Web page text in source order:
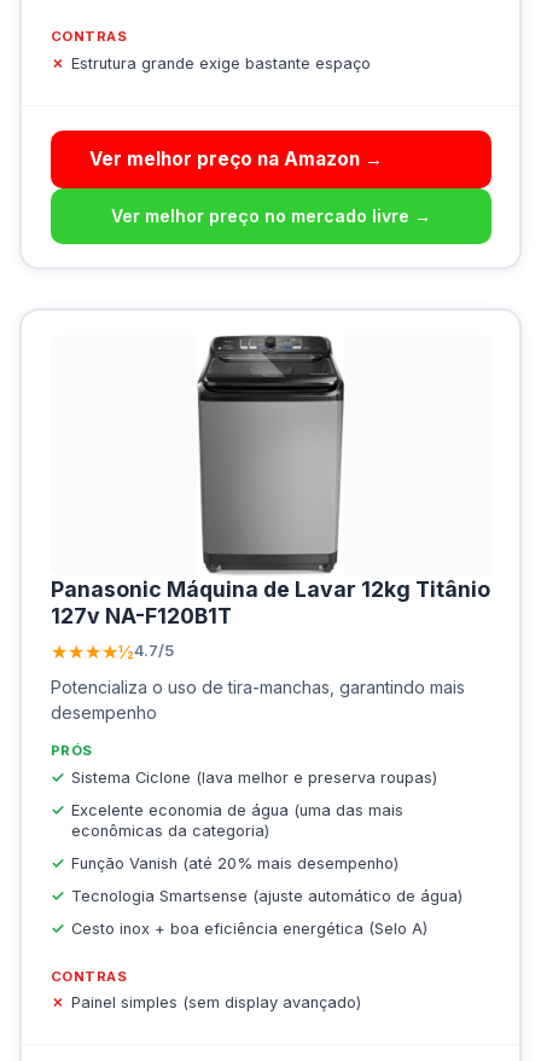
CONTRAS
Estrutura grande exige bastante espaço
Ver melhor preço na Amazon →
Ver melhor preço no mercado livre →
Panasonic Máquina de Lavar 12kg Titânio
127v NA-F120B1T
★★★★½4.7/5
Potencializa o uso de tira-manchas, garantindo mais
desempenho
PRÓS
Sistema Ciclone (lava melhor e preserva roupas)
Excelente economia de água (uma das mais
econômicas da categoria)
Função Vanish (até 20% mais desempenho)
Tecnologia Smartsense (ajuste automático de água)
Cesto inox + boa eficiência energética (Selo A)
CONTRAS
Painel simples (sem display avançado)